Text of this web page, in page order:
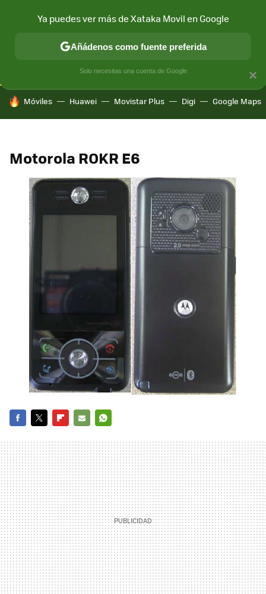
CONECTIVIDAD MÓVIL Y SOCIEDAD APLICACIONES
HOY SE HABLA DE
Móviles Huawei Movistar Plus Digi Google Maps
Motorola ROKR E6
MAIL
×
Ya puedes ver más de Xataka Movil en Google
Añádenos como fuente preferida
Solo necesitas una cuenta de Google